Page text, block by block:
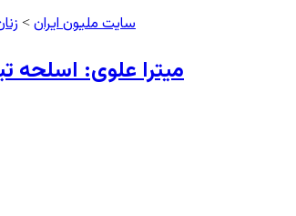
سایت ملیون ایران >
میترا علوی: اسلحه